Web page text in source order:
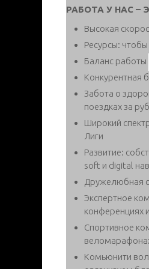
РАБОТА У НАС –
Высокая
Ресурсы:
Баланс
Конкурентная
Забота о
поездках за
Широкий
Лиги
Развитие:
soft и digital
Дружелюбная
Экспертное
конференциях
Спортивное
Комьюнити